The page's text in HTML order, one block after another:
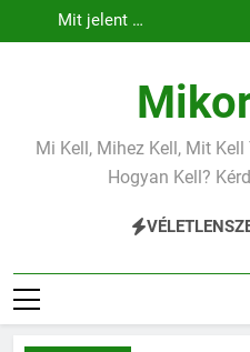
a
Mit
Mit jelent
Mit
Mit
Mit jelent
Mi Kell, Mihez Kell, Mit
Hogyan Kell?